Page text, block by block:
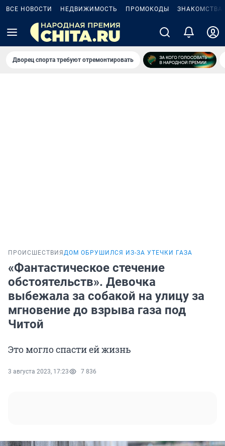
ВСЕ НОВОСТИ НЕДВИЖИМОСТЬ ПРОМОКОДЫ ЗНАКОМСТВА
Дворец спорта требуют отремонтировать
ПРОИСШЕСТВИЯ ДОМ ОБРУШИЛСЯ ИЗ-ЗА УТЕЧКИ ГАЗА
«Фантастическое стечение
обстоятельств». Девочка
выбежала за собакой на улицу за
мгновение до взрыва газа под
Читой
Это могло спасти ей жизнь
3 августа 2023, 17:23 7 836